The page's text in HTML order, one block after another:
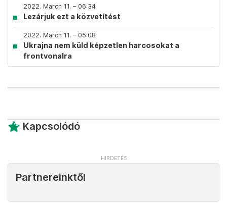
2022. March 11. – 06:34
Lezárjuk ezt a közvetítést
2022. March 11. – 05:08
Ukrajna nem küld képzetlen harcosokat a
frontvonalra
Kapcsolódó
Partnereinktől